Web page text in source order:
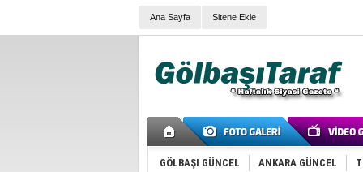
Ana Sayfa Sitene Ekle
GÖLBAŞI GÜNCEL ANKARA GÜNCEL